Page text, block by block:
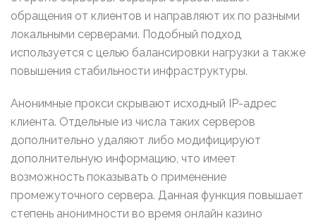
обращения от клиентов и направляют их по разными
локальными серверами. Подобный подход
используется с целью балансировки нагрузки а также
повышения стабильности инфраструктуры.
Анонимные прокси скрывают исходный IP-адрес
клиента. Отдельные из числа таких серверов
дополнительно удаляют либо модифицируют
дополнительную информацию, что имеет
возможность показывать о применение
промежуточного сервера. Данная функция повышает
степень анонимности во время онлайн казино